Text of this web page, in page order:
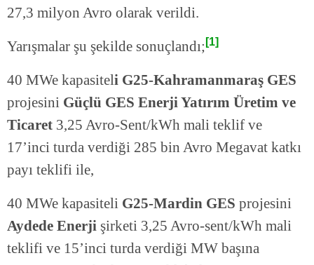
27,3 milyon Avro olarak verildi.
Yarışmalar şu şekilde sonuçlandı; [1]
40 MWe kapasiteli G25-Kahramanmaraş GES
projesini Güçlü GES Enerji Yatırım Üretim ve
Ticaret 3,25 Avro-Sent/kWh mali teklif ve
17’inci turda verdiği 285 bin Avro Megavat katkı
payı teklifi ile,
40 MWe kapasiteli G25-Mardin GES projesini
Aydede Enerji şirketi 3,25 Avro-sent/kWh mali
teklifi ve 15’inci turda verdiği MW başına